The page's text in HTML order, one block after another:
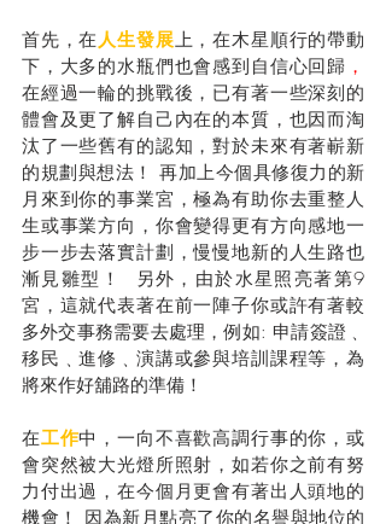
首先，在 人生發展上，在木星順行的帶動
下，大多的水瓶們也會感到自信心回歸 ，
在經過一輪的挑戰後，已有著一些深刻的
體會及更了解自己內在的本質，也因而淘
汰了一些舊有的認知，對於未來有著嶄新
的規劃與想法！ 再加上今個具修復力的新
月來到你的事業宮，極為有助你去重整人
生或事業方向，你會變得更有方向感地一
步一步去落實計劃，慢慢地新的人生路也
漸見雛型！  另外，由於水星照亮著第9
宮，這就代表著在前一陣子你或許有著較
多外交事務需要去處理，例如: 申請簽證﹑
移民﹑進修﹑演講或參與培訓課程等，為
將來作好舖路的準備！
在工作中，一向不喜歡高調行事的你，或
會突然被大光燈所照射，如若你之前有努
力付出過，在今個月更會有著出人頭地的
機會！ 因為新月點亮了你的名譽與地位的